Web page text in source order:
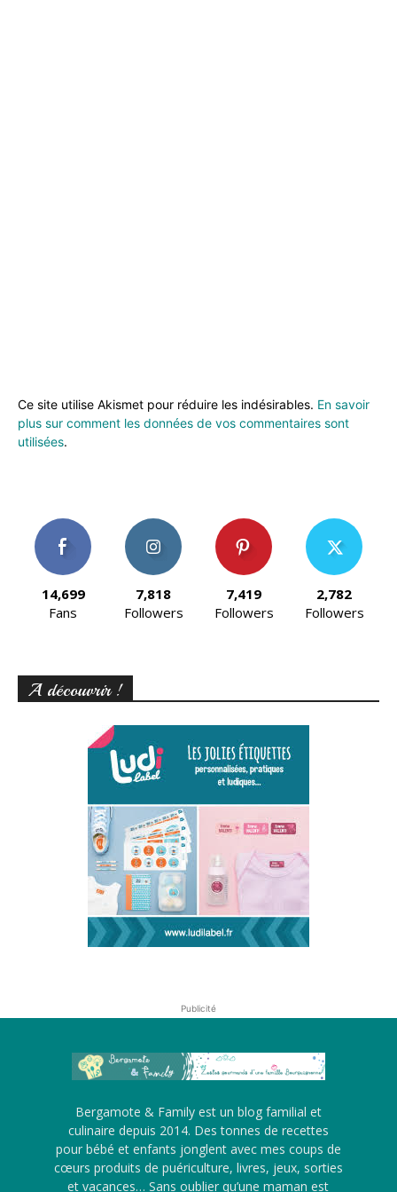
Ce site utilise Akismet pour réduire les indésirables. En savoir
plus sur comment les données de vos commentaires sont
utilisées.
14,699
Fans
7,818
Followers
7,419
Followers
2,782
Followers
A découvrir !
Publicité
Bergamote & Family est un blog familial et
culinaire depuis 2014. Des tonnes de recettes
pour bébé et enfants jonglent avec mes coups de
cœurs produits de puériculture, livres, jeux, sorties
et vacances… Sans oublier qu’une maman est